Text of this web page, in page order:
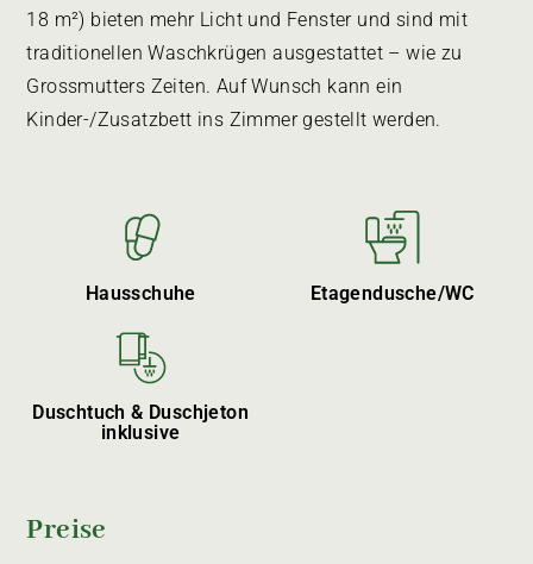
18 m²) bieten mehr Licht und Fenster und sind mit
traditionellen Waschkrügen ausgestattet – wie zu
Grossmutters Zeiten. Auf Wunsch kann ein
Kinder-/Zusatzbett ins Zimmer gestellt werden.
Hausschuhe Etagendusche/WC
Duschtuch & Duschjeton
inklusive
Preise